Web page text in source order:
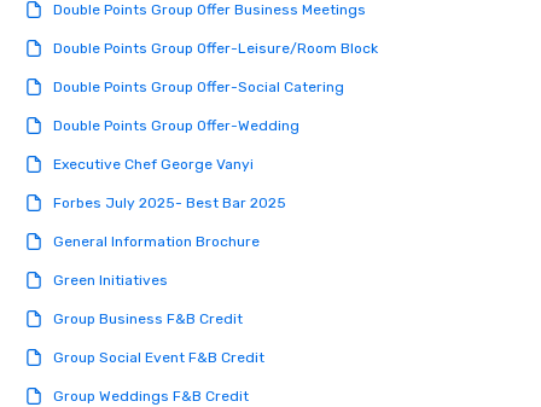
Double Points Group Offer Business Meetings
Double Points Group Offer-Leisure/Room Block
Double Points Group Offer-Social Catering
Double Points Group Offer-Wedding
Executive Chef George Vanyi
Forbes July 2025- Best Bar 2025
General Information Brochure
Green Initiatives
Group Business F&B Credit
Group Social Event F&B Credit
Group Weddings F&B Credit